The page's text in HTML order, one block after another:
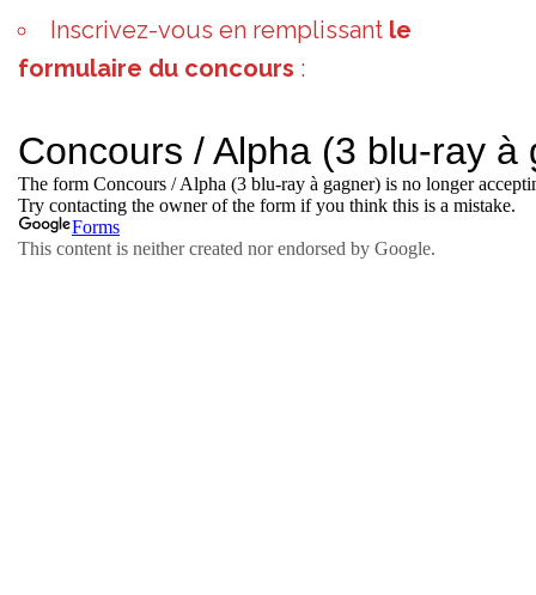
Inscrivez-vous en remplissant le
formulaire du concours :